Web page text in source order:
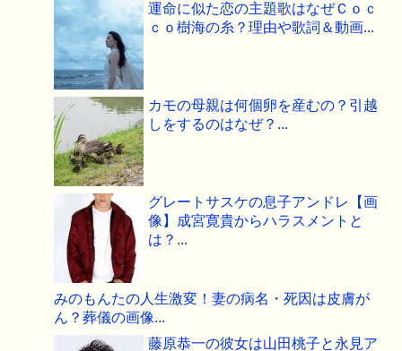
運命に似た恋の主題歌はなぜＣｏｃ
ｃｏ樹海の糸？理由や歌詞＆動画...
カモの母親は何個卵を産むの？引越
しをするのはなぜ？...
グレートサスケの息子アンドレ【画
像】成宮寛貴からハラスメントと
は？...
みのもんたの人生激変！妻の病名・死因は皮膚が
ん？葬儀の画像...
藤原恭一の彼女は山田桃子と永見ア